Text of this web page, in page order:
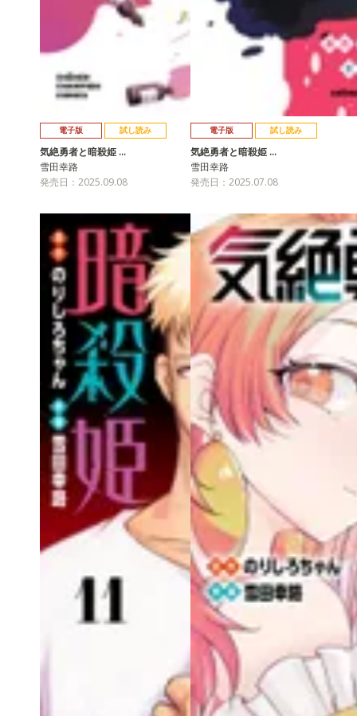
電子版 試し読み
気絶勇者と暗殺姫 …
雪田幸路
発売日：2025.09.08
電子版 試し読み
気絶勇者と暗殺姫 …
雪田幸路
発売日：2025.07.08